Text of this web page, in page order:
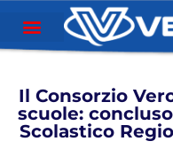
Il Consorzio
scuole:
Scolastico